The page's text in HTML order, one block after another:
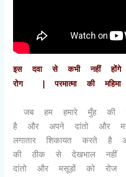
इस दवा से कभी नहीं
रोग  | परमात्मा की महिमा
जब हम हमारे मुँह की बदबू से घृणा करते
है और अपने दांतो और
लगातार शिकायत करते
की ठीक से देखभाल
दांतो और मसूड़ों को